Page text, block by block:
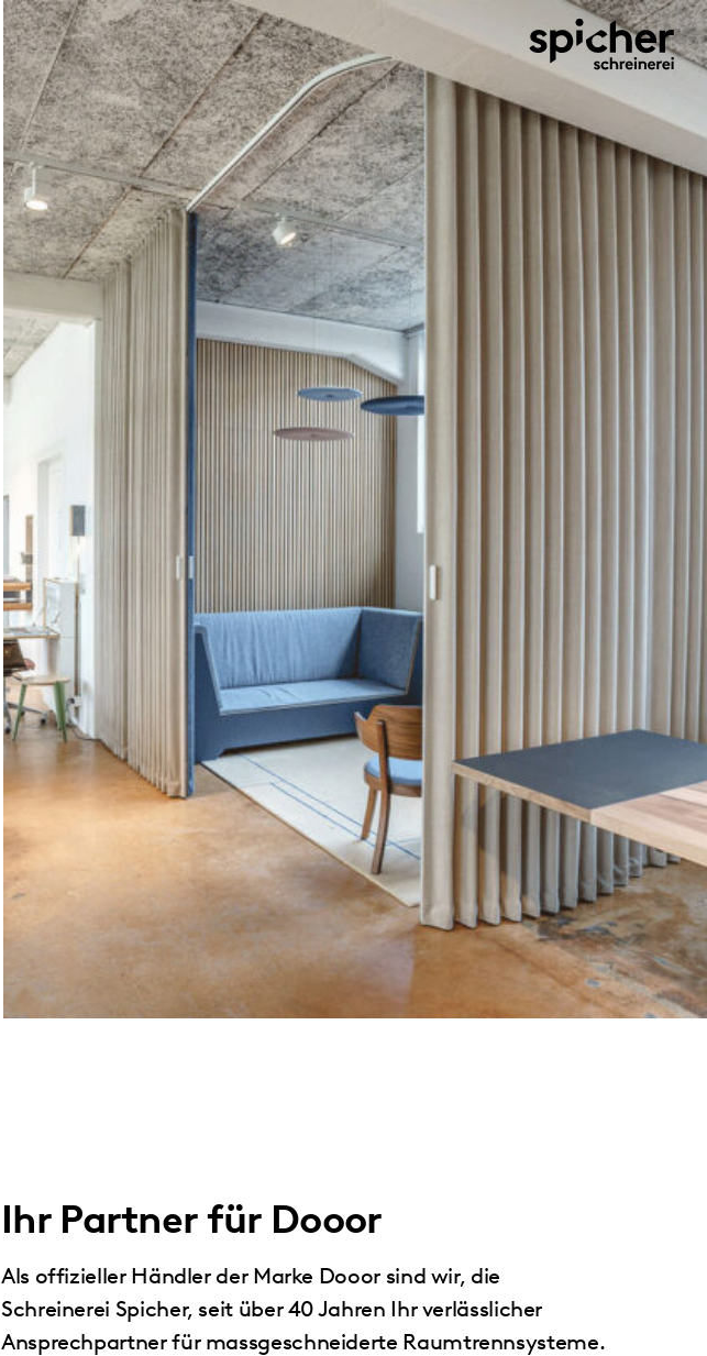
Ihr Partner für Dooor
Als offizieller Händler der Marke Dooor sind wir, die
Schreinerei Spicher, seit über 40 Jahren Ihr verlässlicher
Ansprechpartner für massgeschneiderte Raumtrennsysteme.